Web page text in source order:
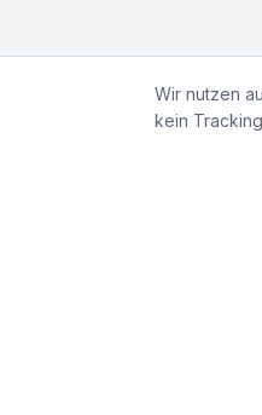
Wir nutzen
kein